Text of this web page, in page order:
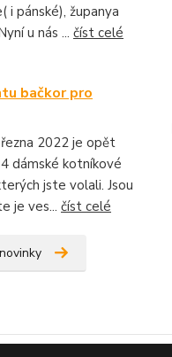
i pánské), županya
u nás ... číst celé
bačkor pro
2022 je opět
dámské kotníkové
jste volali. Jsou
je ves... číst celé